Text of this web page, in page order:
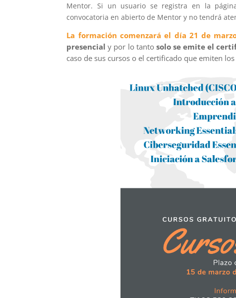
Mentor. Si un usuario se registra en la
convocatoria en abierto de Mentor y no tendrá
La formación comenzará el día 21 de
presencial y por lo tanto solo se emite el
caso de sus cursos o el certificado que emiten